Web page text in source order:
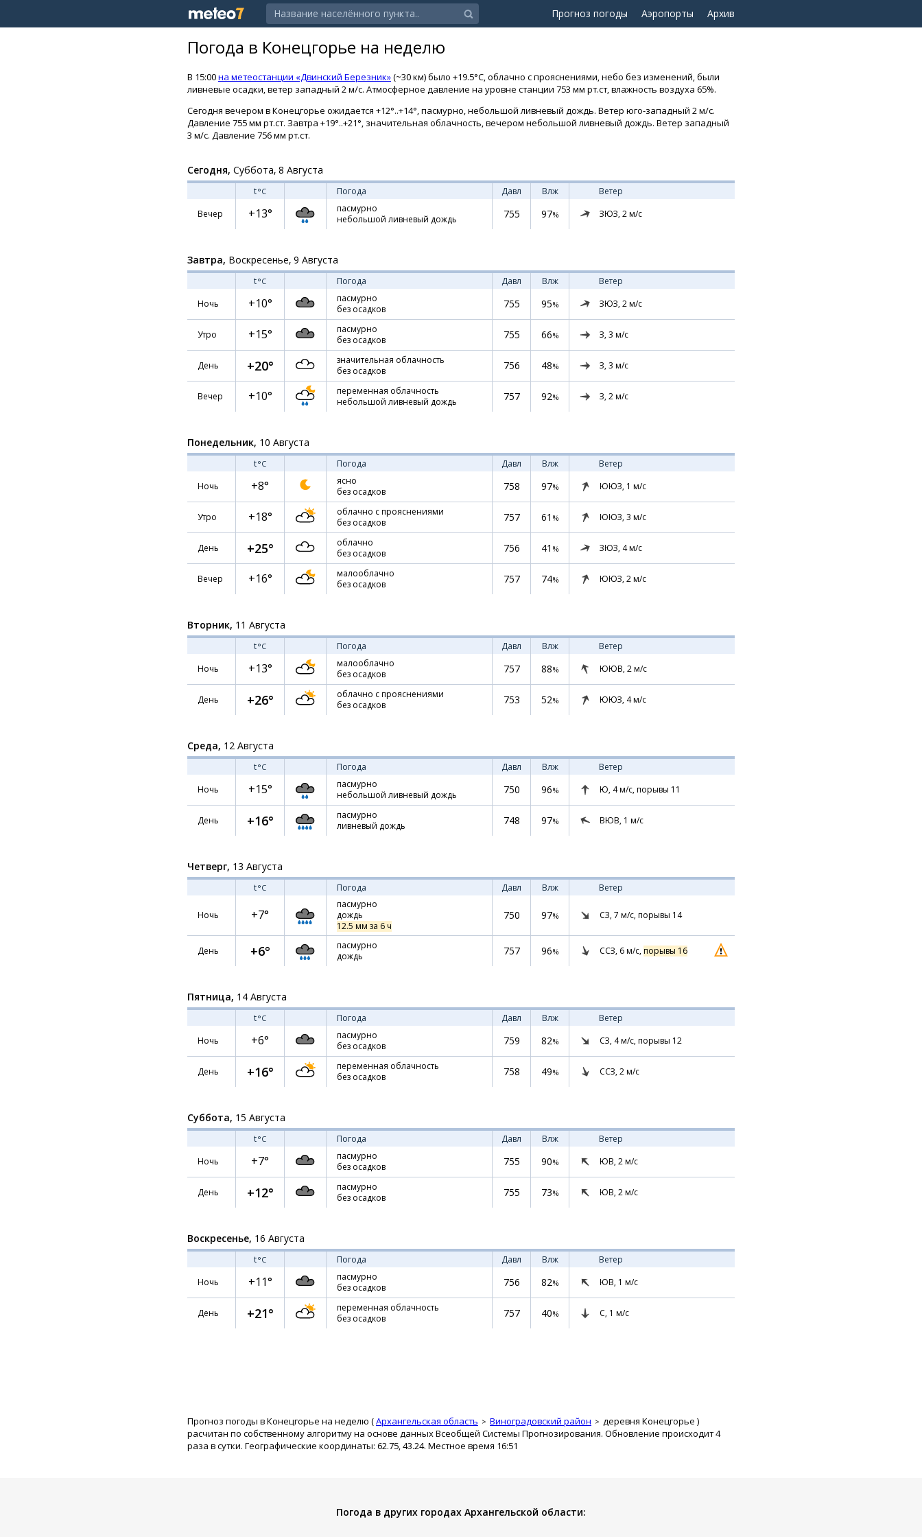
Прогноз погоды Аэропорты Архив
Погода в Конецгорье на неделю
В 15:00на метеостанции «Двинский Березник»(~30 км) было +19.5°C, облачно с прояснениями, небо без изменений, были
ливневые осадки, ветер западный 2 м/с. Атмосферное давление на уровне станции 753 мм рт.ст, влажность воздуха 65%.
Сегодня вечером в Конецгорье ожидается +12°..+14°, пасмурно, небольшой ливневый дождь. Ветер юго-западный 2 м/с.
Давление 755 мм рт.ст. Завтра +19°..+21°, значительная облачность, вечером небольшой ливневый дождь. Ветер западный
3 м/с. Давление 756 мм рт.ст.
Сегодня, Суббота, 8 Августа
t°C Погода Давл Влж
Ветер
Вечер
+13°
пасмурно
небольшой ливневый дождь
755 97% ЗЮЗ, 2м/с
Завтра, Воскресенье, 9 Августа
t°C Погода Давл Влж
Ветер
Ночь
+10°
пасмурно
без осадков
755 95% ЗЮЗ, 2м/с
Утро +15°
пасмурно
без осадков
755 66% З, 3 м/с
День +20°
значительная облачность
без осадков
756 48% З, 3 м/с
Вечер +10°
переменная облачность
небольшой ливневый дождь
757 92% З, 2м/с
Понедельник, 10 Августа
t°C Погода Давл Влж
Ветер
Ночь
+8°
ясно
без осадков
758 97% ЮЮЗ, 1 м/с
Утро +18°
облачно с прояснениями
без осадков
757 61 % ЮЮЗ, 3 м/с
День +25°
облачно
без осадков
756 41 % ЗЮЗ, 4м/с
Вечер +16°
малооблачно
без осадков
757 74% ЮЮЗ, 2м/с
Вторник, 11 Августа
t°C Погода Давл Влж
Ветер
Ночь
+13°
малооблачно
без осадков
757 88% ЮЮВ, 2м/с
День +26°
облачно с прояснениями
без осадков
753 52% ЮЮЗ, 4м/с
Среда, 12 Августа
t°C Погода Давл Влж
Ветер
Ночь
+15°
пасмурно
небольшой ливневый дождь
750 96% Ю, 4м/с, порывы 11
День +16°
пасмурно
ливневый дождь
748 97% ВЮВ, 1 м/с
Четверг, 13 Августа
t°C Погода Давл Влж Ветер
Ночь +7°
пасмурно
дождь
12.5 мм за 6 ч
750 97% СЗ, 7 м/с, порывы 14
День +6°
пасмурно
дождь
757 96% ССЗ, 6м/с, порывы 16
Пятница, 14 Августа
t°C Погода Давл Влж
Ветер
Ночь
+6°
пасмурно
без осадков
759 82% СЗ, 4м/с, порывы 12
День +16°
переменная облачность
без осадков
758 49% ССЗ, 2м/с
Суббота, 15 Августа
t°C Погода Давл Влж
Ветер
Ночь
+7°
пасмурно
без осадков
755 90% ЮВ, 2м/с
День +12°
пасмурно
без осадков
755 73% ЮВ, 2м/с
Воскресенье, 16 Августа
t°C Погода Давл Влж
Ветер
Ночь
+11°
пасмурно
без осадков
756 82% ЮВ, 1 м/с
День +21°
переменная облачность
без осадков
757 40% С, 1 м/с
Прогноз погоды в Конецгорье на неделю (Архангельская область Виноградовский район деревня Конецгорье )
расчитан по собственному алгоритму на основе данных Всеобщей Системы Прогнозирования. Обновление происходит 4
раза в сутки. Географические координаты: 62.75, 43.24. Местное время 16:51
Погода в других городах Архангельской области: